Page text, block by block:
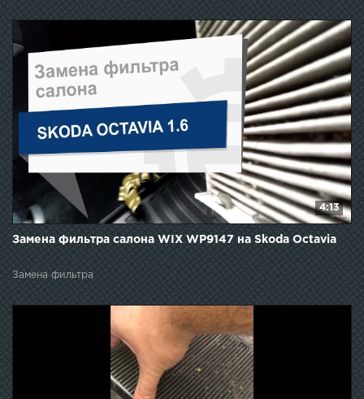
4:13
Замена фильтра салона WIX WP9147 на Skoda Octavia
Замена фильтра